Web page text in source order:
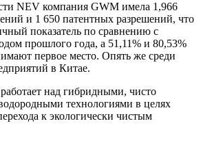
NEV компания GWM имела 1,966
и 1 650 патентных разрешений, что
показатель по сравнению с
прошлого года, а 51,11% и 80,53%
первое место. Опять же среди
в Китае.
над гибридными, чисто
технологиями в целях
к экологически чистым